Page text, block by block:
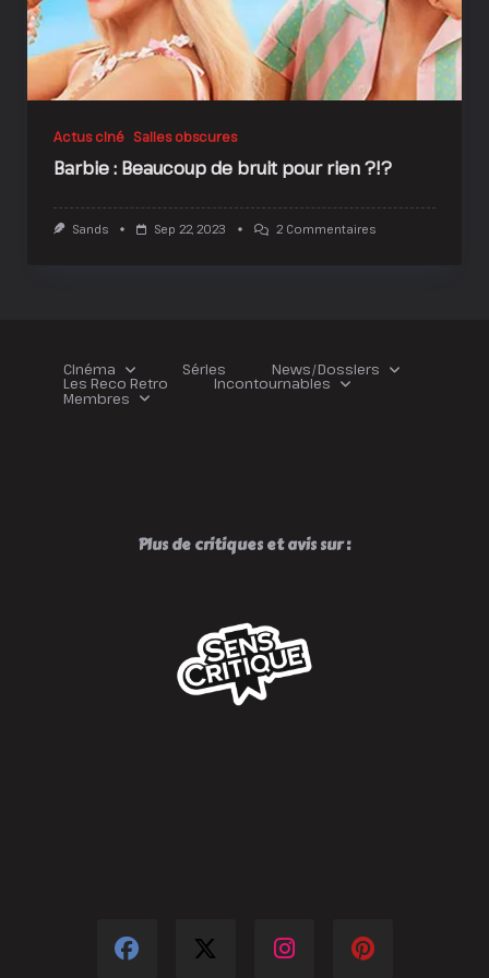
Actus ciné Salles obscures
Barbie : Beaucoup de bruit pour rien ?!?
Sands Sep 22, 2023 2 CommentairesSur
Cinéma Séries News/Dossiers
Les Reco Retro Incontournables
Membres
Plus de critiques et avis sur :